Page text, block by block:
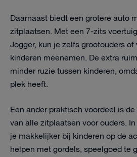
Daarnaast biedt een grotere auto
zitplaatsen. Met een 7-zits
Jogger, kun je zelfs grootouders
kinderen meenemen. De extra
minder ruzie tussen kinderen,
plek heeft.
Een ander praktisch voordeel is
van alle zitplaatsen voor ouders.
je makkelijker bij kinderen op de
helpen met gordels, speelgoed te